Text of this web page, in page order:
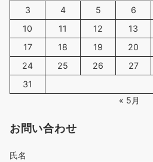
3
4 5 6
10
11 12 13
17
18 19 20
24
25 26 27
31
« 5月
お問い合わせ
氏名